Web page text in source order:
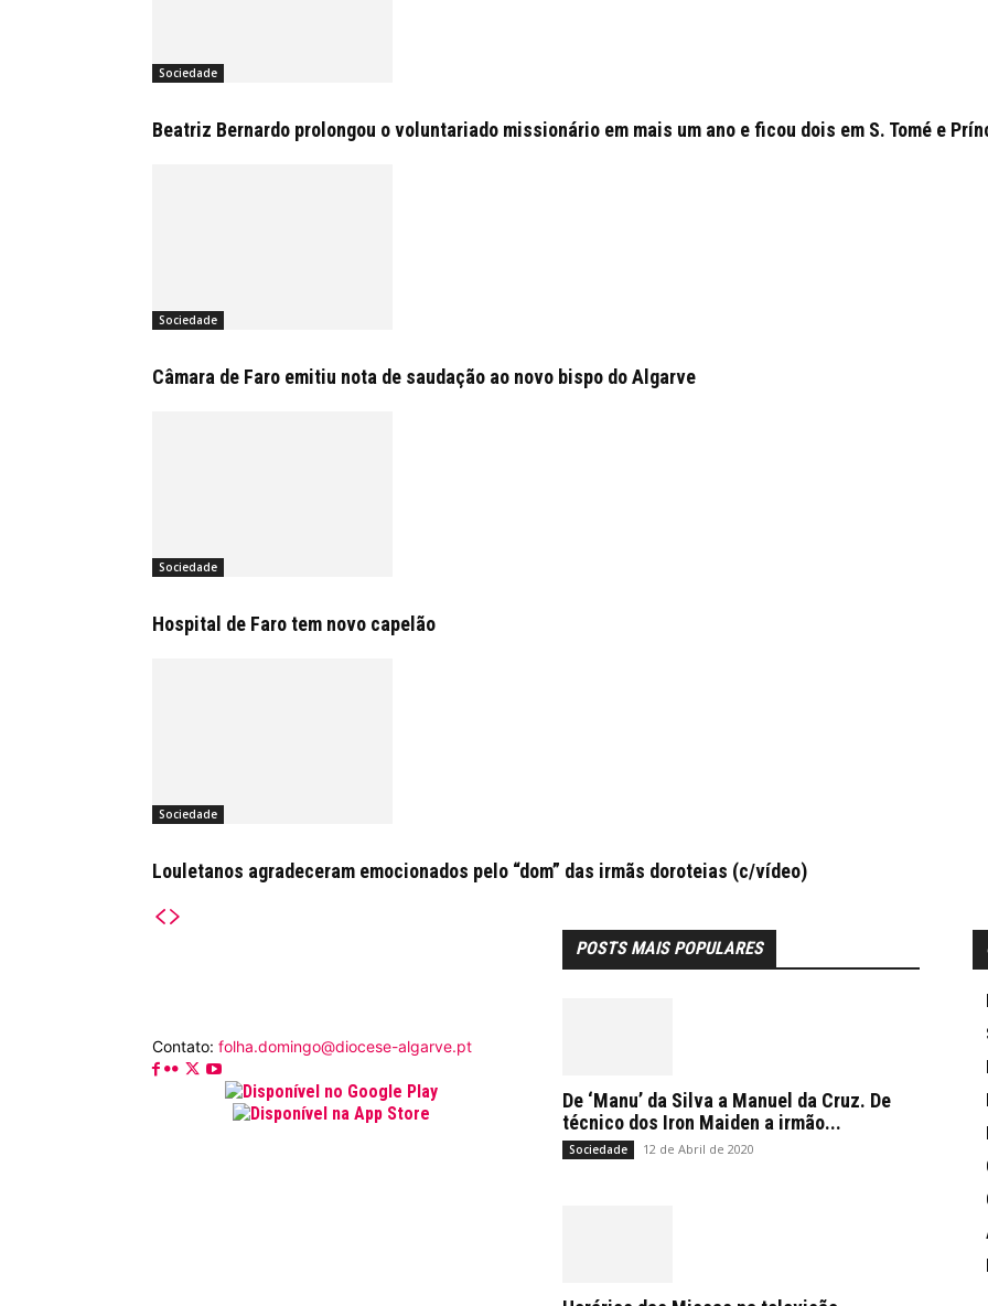
Sociedade
Beatriz Bernardo prolongou o voluntariado missionário em mais um ano e ficou dois em S. Tomé e
Sociedade
Câmara de Faro emitiu nota de saudação ao novo bispo do Algarve
Sociedade
Hospital de Faro tem novo capelão
Sociedade
Louletanos agradeceram emocionados pelo “dom” das irmãs doroteias (c/vídeo)
Contato: folha.domingo@diocese-algarve.pt
POSTS MAIS POPULARES
De ‘Manu’ da Silva a Manuel da Cruz. De
técnico dos Iron Maiden a irmão...
Sociedade 12 de Abril de 2020